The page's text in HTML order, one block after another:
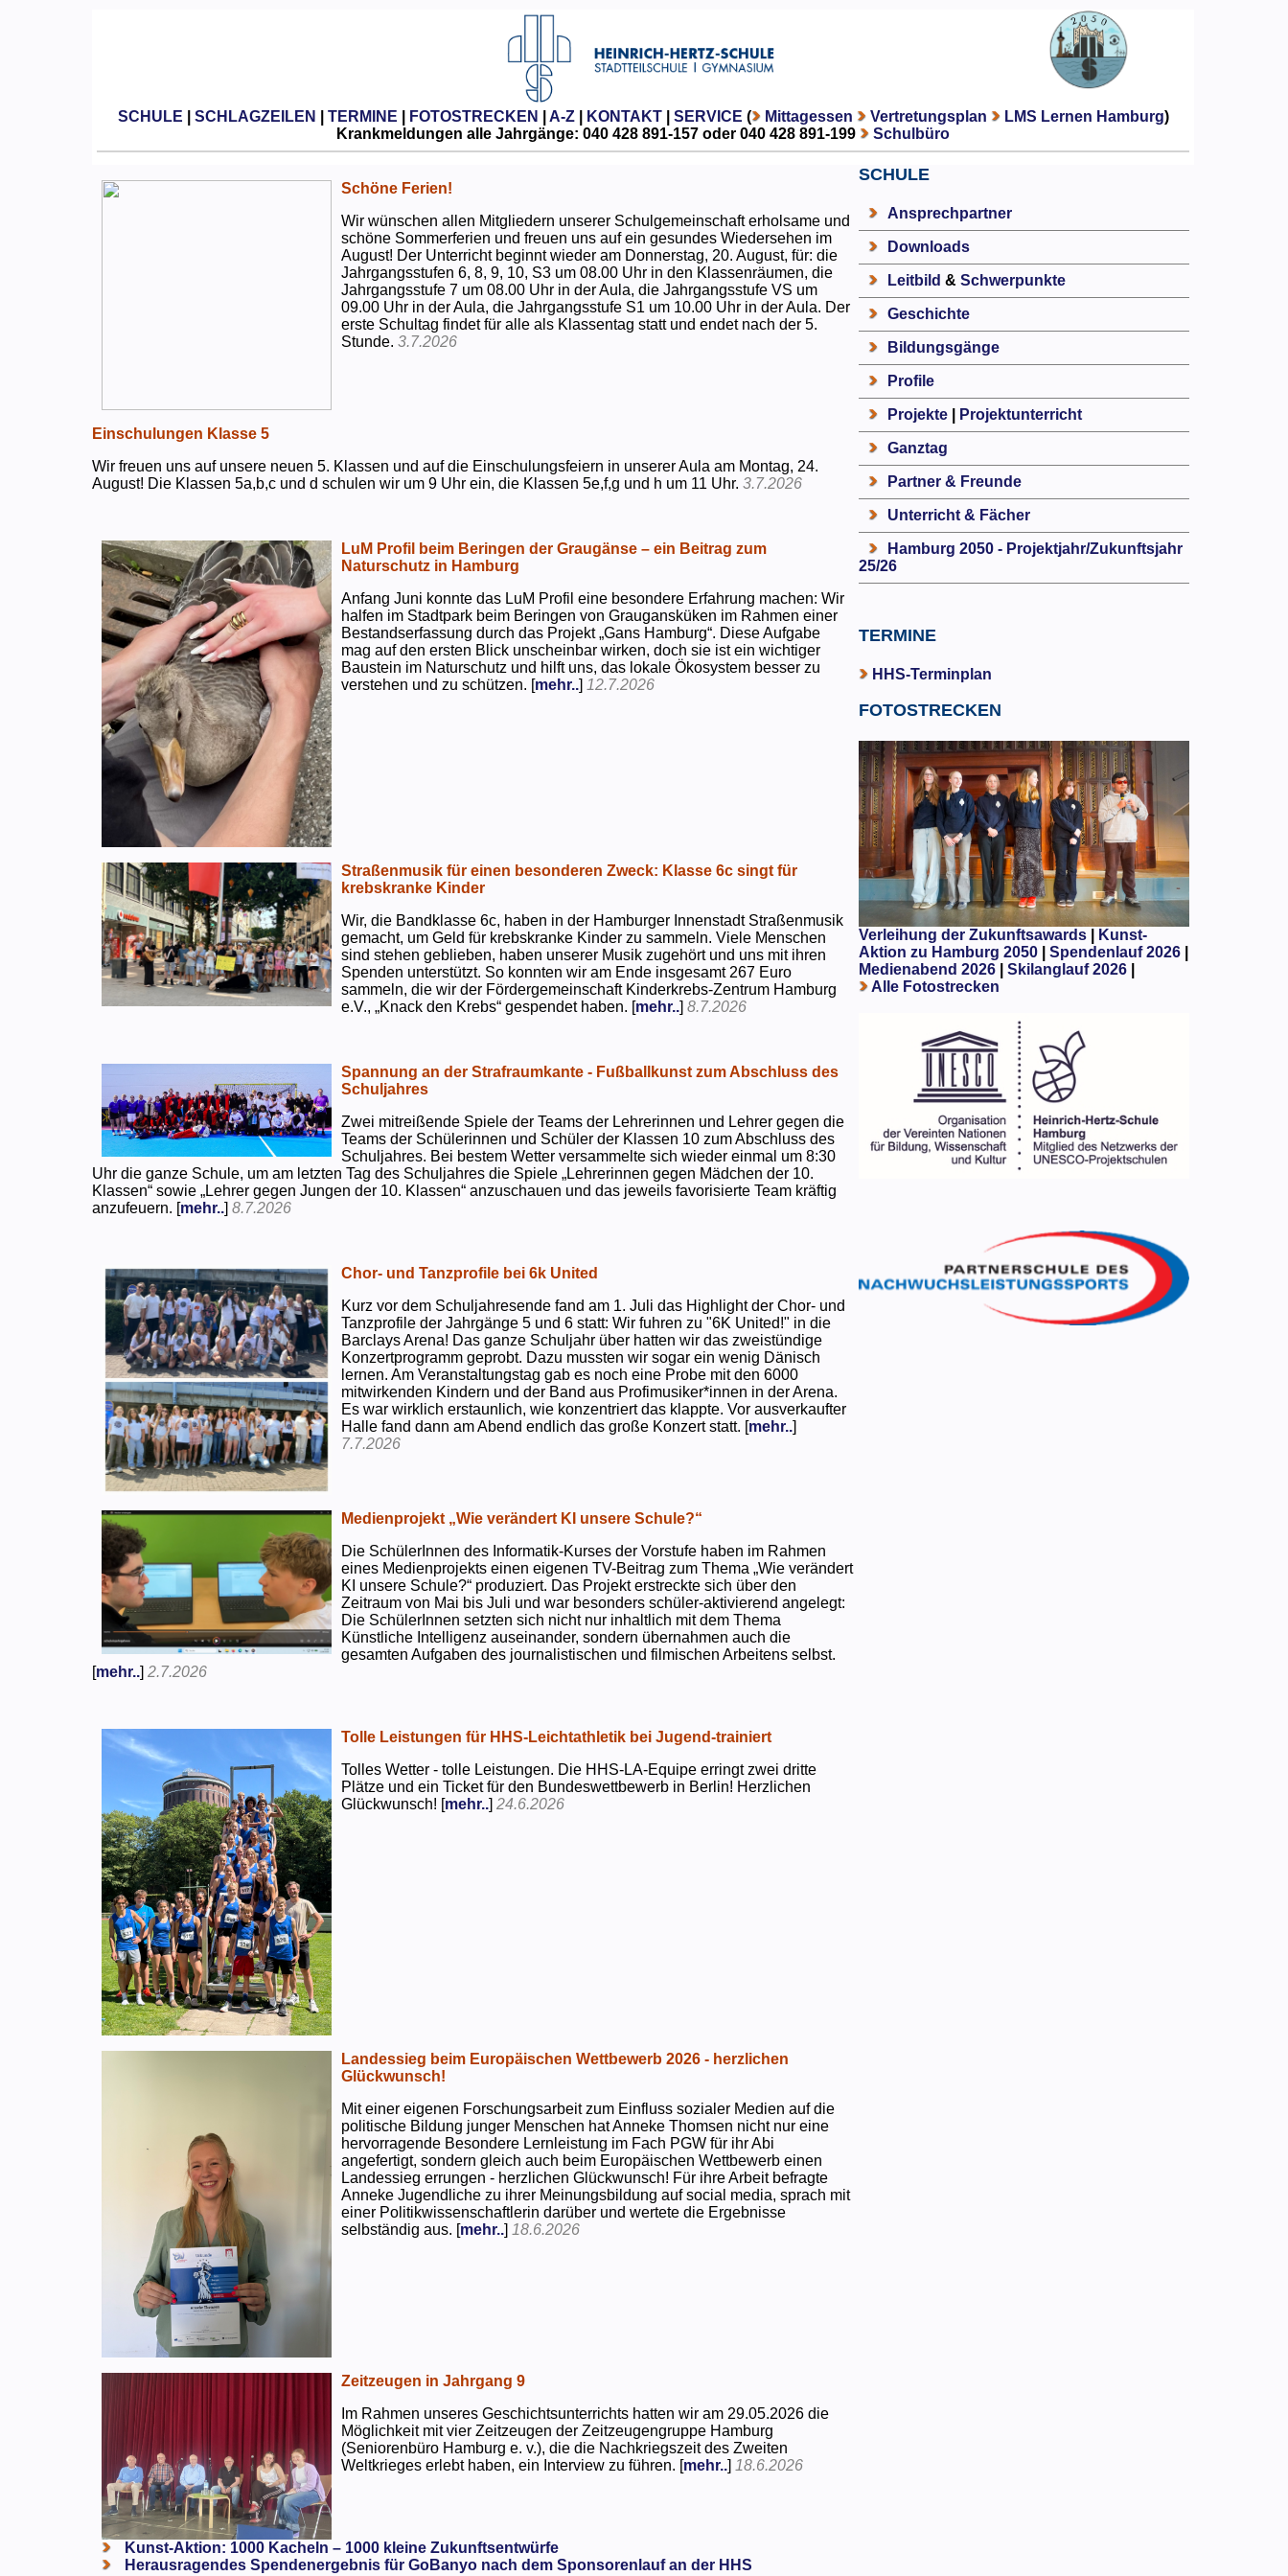
SCHULE SCHLAGZEILEN TERMINE FOTOSTRECKEN A-Z| KONTAKT| SERVICE ( Mittagessen Vertretungsplan LMS Lernen Hamburg)
Krankmeldungen alle Jahrgänge: 040 428 891-157 oder 040 428 891-199
Schulbüro
Schöne Ferien!
Wir wünschen allen Mitgliedern unserer Schulgemeinschaft erholsame und
schöne Sommerferien und freuen uns auf ein gesundes Wiedersehen im
August! Der Unterricht beginnt wieder am Donnerstag, 20. August, für: die
Jahrgangsstufen 6, 8, 9, 10, S3 um 08.00 Uhr in den Klassenräumen, die
Jahrgangsstufe 7 um 08.00 Uhr in der Aula, die Jahrgangsstufe VS um
09.00 Uhr in der Aula, die Jahrgangsstufe S1 um 10.00 Uhr in der Aula. Der
erste Schultag findet für alle als Klassentag statt und endet nach der 5.
Stunde.3.7.2026
Einschulungen Klasse 5
Wir freuen uns auf unsere neuen 5. Klassen und auf die Einschulungsfeiern in unserer Aula am Montag, 24.
August! Die Klassen 5a,b,c und d schulen wir um 9 Uhr ein, die Klassen 5e,f,g und h um 11 Uhr.3.7.2026
LuM Profil beim Beringen der Graugänse – ein Beitrag zum
Naturschutz in Hamburg
Anfang Juni konnte das LuM Profil eine besondere Erfahrung machen: Wir
halfen im Stadtpark beim Beringen von Graugansküken im Rahmen einer
Bestandserfassung durch das Projekt „Gans Hamburg“. Diese Aufgabe
mag auf den ersten Blick unscheinbar wirken, doch sie ist ein wichtiger
Baustein im Naturschutz und hilft uns, das lokale Ökosystem besser zu
verstehen und zu schützen. [mehr..] 12.7.2026
Straßenmusik für einen besonderen Zweck: Klasse 6c singt für
krebskranke Kinder
Wir, die Bandklasse 6c, haben in der Hamburger Innenstadt Straßenmusik
gemacht, um Geld für krebskranke Kinder zu sammeln. Viele Menschen
sind stehen geblieben, haben unserer Musik zugehört und uns mit ihren
Spenden unterstützt. So konnten wir am Ende insgesamt 267 Euro
sammeln, die wir der Fördergemeinschaft Kinderkrebs-Zentrum Hamburg
e.V., „Knack den Krebs“ gespendet haben. [mehr..]8.7.2026
Spannung an der Strafraumkante - Fußballkunst zum Abschluss des
Schuljahres
Zwei mitreißende Spiele der Teams der Lehrerinnen und Lehrer gegen die
Teams der Schülerinnen und Schüler der Klassen 10 zum Abschluss des
Schuljahres. Bei bestem Wetter versammelte sich wieder einmal um 8:30
Uhr die ganze Schule, um am letzten Tag des Schuljahres die Spiele „Lehrerinnen gegen Mädchen der 10.
Klassen“ sowie „Lehrer gegen Jungen der 10. Klassen“ anzuschauen und das jeweils favorisierte Team kräftig
anzufeuern. [mehr..]8.7.2026
Chor- und Tanzprofile bei 6k United
Kurz vor dem Schuljahresende fand am 1. Juli das Highlight der Chor- und
Tanzprofile der Jahrgänge 5 und 6 statt: Wir fuhren zu "6K United!" in die
Barclays Arena! Das ganze Schuljahr über hatten wir das zweistündige
Konzertprogramm geprobt. Dazu mussten wir sogar ein wenig Dänisch
lernen. Am Veranstaltungstag gab es noch eine Probe mit den 6000
mitwirkenden Kindern und der Band aus Profimusiker*innen in der Arena.
Es war wirklich erstaunlich, wie konzentriert das klappte. Vor ausverkaufter
Halle fand dann am Abend endlich das große Konzert statt. [mehr..]
7.7.2026
Medienprojekt „Wie verändert KI unsere Schule?“
Die SchülerInnen des Informatik-Kurses der Vorstufe haben im Rahmen
eines Medienprojekts einen eigenen TV-Beitrag zum Thema „Wie verändert
KI unsere Schule?“ produziert. Das Projekt erstreckte sich über den
Zeitraum von Mai bis Juli und war besonders schüler-aktivierend angelegt:
Die SchülerInnen setzten sich nicht nur inhaltlich mit dem Thema
Künstliche Intelligenz auseinander, sondern übernahmen auch die
gesamten Aufgaben des journalistischen und filmischen Arbeitens selbst.
[mehr..]2.7.2026
Tolle Leistungen für HHS-Leichtathletik bei Jugend-trainiert
Tolles Wetter - tolle Leistungen. Die HHS-LA-Equipe erringt zwei dritte
Plätze und ein Ticket für den Bundeswettbewerb in Berlin! Herzlichen
Glückwunsch! [mehr..]24.6.2026
Landessieg beim Europäischen Wettbewerb 2026 - herzlichen
Glückwunsch!
Mit einer eigenen Forschungsarbeit zum Einfluss sozialer Medien auf die
politische Bildung junger Menschen hat Anneke Thomsen nicht nur eine
hervorragende Besondere Lernleistung im Fach PGW für ihr Abi
angefertigt, sondern gleich auch beim Europäischen Wettbewerb einen
Landessieg errungen - herzlichen Glückwunsch! Für ihre Arbeit befragte
Anneke Jugendliche zu ihrer Meinungsbildung auf social media, sprach mit
einer Politikwissenschaftlerin darüber und wertete die Ergebnisse
selbständig aus. [mehr..] 18.6.2026
Zeitzeugen in Jahrgang 9
Im Rahmen unseres Geschichtsunterrichts hatten wir am 29.05.2026 die
Möglichkeit mit vier Zeitzeugen der Zeitzeugengruppe Hamburg
(Seniorenbüro Hamburg e. v.), die die Nachkriegszeit des Zweiten
Weltkrieges erlebt haben, ein Interview zu führen. [mehr..] 18.6.2026
Kunst-Aktion: 1000 Kacheln – 1000 kleine Zukunftsentwürfe
Herausragendes Spendenergebnis für GoBanyo nach dem Sponsorenlauf an der HHS
SCHULE
Ansprechpartner
Downloads
Leitbild & Schwerpunkte
Geschichte
Bildungsgänge
Profile
Projekte| Projektunterricht
Ganztag
Partner & Freunde
Unterricht & Fächer
Hamburg 2050 - Projektjahr/Zukunftsjahr
25/26
TERMINE
HHS-Terminplan
FOTOSTRECKEN
Verleihung der Zukunftsawards|
Kunst-
Aktion zu Hamburg 2050
Spendenlauf 2026|
Medienabend 2026| Skilanglauf 2026|
Alle Fotostrecken